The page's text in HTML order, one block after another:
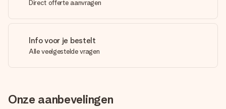
Direct offerte aanvragen
Info voor je bestelt
Alle veelgestelde vragen
Onze aanbevelingen